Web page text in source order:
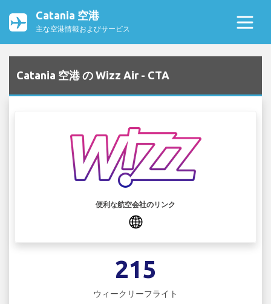
Catania 空港
主な空港情報およびサービス
Catania 空港 の Wizz Air - CTA
便利な航空会社のリンク
215
ウィークリーフライト